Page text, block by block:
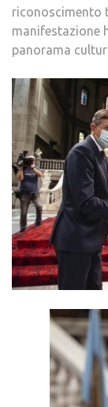
riconoscimento
manifestazione
panorama